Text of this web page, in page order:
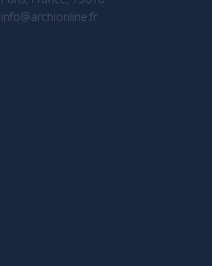
info@archionline.fr